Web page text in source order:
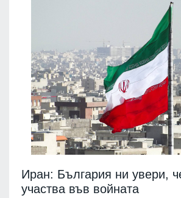
Иран: България ни увери,
участва във войната